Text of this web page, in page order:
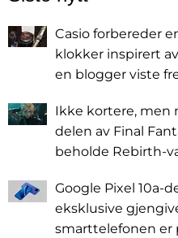
Casio forbereder
klokker inspirert
en blogger viste
Ikke kortere, men
delen av Final
beholde Rebirth-
Google Pixel 10a-
eksklusive
smarttelefonen er